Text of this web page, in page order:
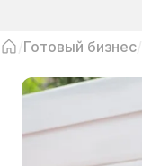
Готовый бизнес